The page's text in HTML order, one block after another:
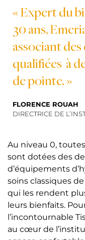
« Expert du
30 ans,
associant
qualifiées à
de pointe. »
FLORENCE ROUAH
DIRECTRICE DE
Au niveau 0,
sont dotées des
d’équipements
soins classiques
qui les rendent
leurs bienfaits.
l’incontournable
au cœur de